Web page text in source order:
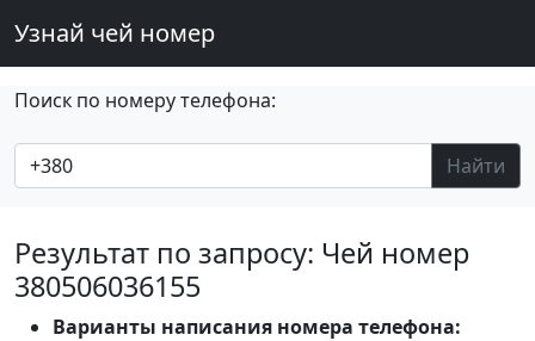
Узнай чей номер
Поиск по номеру телефона:
Найти
Результат по запросу: Чей номер
380506036155
Варианты написания номера телефона: